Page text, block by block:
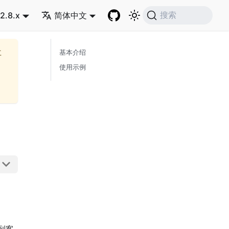
2.8.x 简体中文 搜索
基本介绍
使用示例